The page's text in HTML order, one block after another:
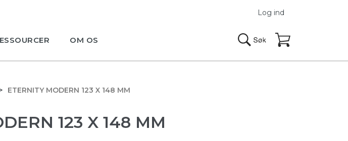
OM OS
Log ind
ETERNITY MODERN 123 X 148 MM
123 X 148 MM